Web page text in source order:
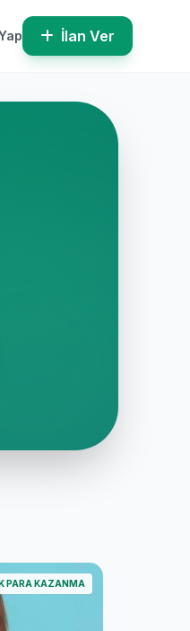
İlan Ver
PARA KAZANMA